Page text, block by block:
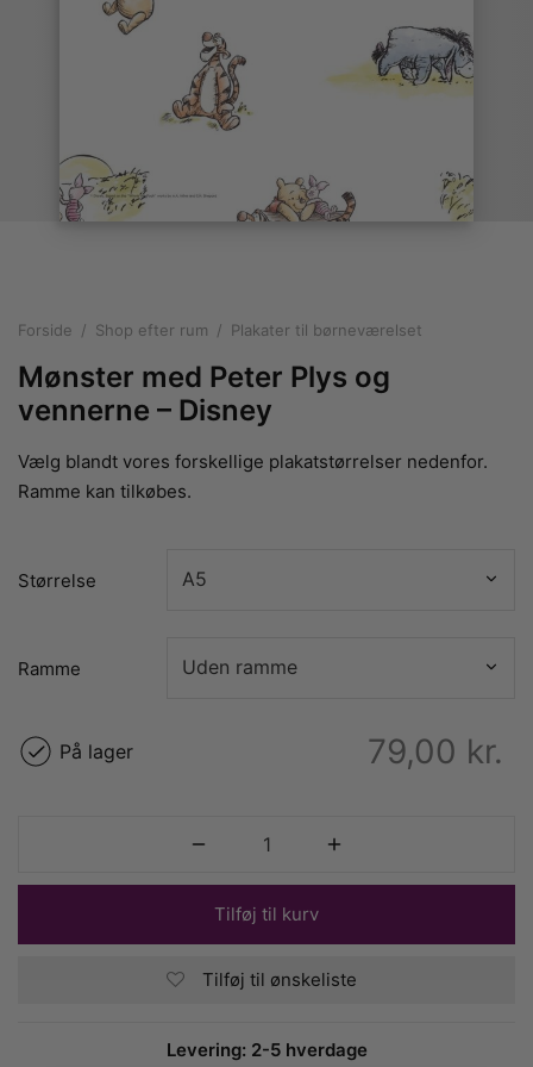
Forside / Shop efter rum / Plakater til børneværelset
Mønster med Peter Plys og
vennerne – Disney
Vælg blandt vores forskellige plakatstørrelser nedenfor.
Ramme kan tilkøbes.
Størrelse
Ramme
79,00 kr.
På lager
Tilføj til kurv
Tilføj til ønskeliste
Levering: 2-5 hverdage
plakater
plakater
til sommerhuset